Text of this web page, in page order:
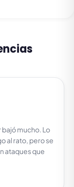
bajó mucho. Lo
al rato, pero se
ataques que